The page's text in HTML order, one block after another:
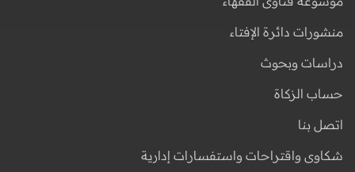
منشورات دائرة الإفتاء
دراسات وبحوث
حساب الزكاة
اتصل بنا
شكاوى واقتراحات واستفسارات إدارية